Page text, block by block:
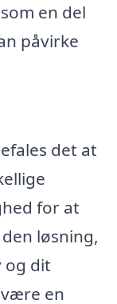
en del
påvirke
det at
for at
løsning,
og dit
en